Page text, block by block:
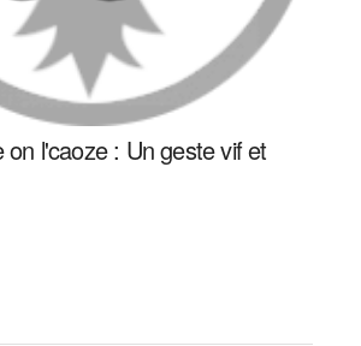
l'caoze : Un geste vif et